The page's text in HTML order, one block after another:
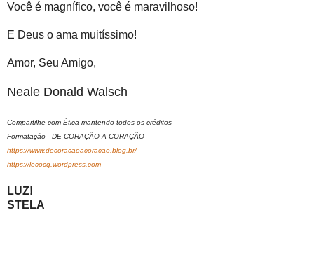
Você é magnífico, você é maravilhoso!
E Deus o ama muitíssimo!
Amor, Seu Amigo,
Neale Donald Walsch
Compartilhe com Ética mantendo todos os créditos
Formatação - DE CORAÇÃO A CORAÇÃO
https://www.decoracaoacoracao.blog.br/
https://lecocq.wordpress.com
LUZ!
STELA